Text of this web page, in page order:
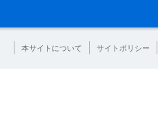
本サイトについて サイトポリシー